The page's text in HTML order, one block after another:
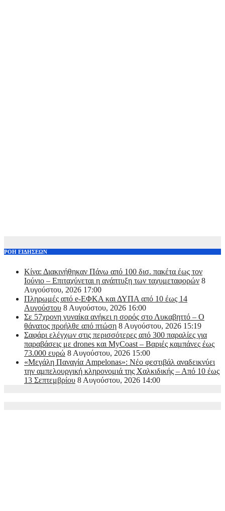
ΡΟΗ ΕΙΔΗΣΕΩΝ
Κίνα: Διακινήθηκαν Πάνω από 100 δισ. πακέτα έως τον
Ιούνιο – Επιταχύνεται η ανάπτυξη των ταχυμεταφορών 8
Αυγούστου, 2026 17:00
Πληρωμές από e-ΕΦΚΑ και ΔΥΠΑ από 10 έως 14
Αυγούστου 8 Αυγούστου, 2026 16:00
Σε 57χρονη γυναίκα ανήκει η σορός στο Λυκαβηττό – Ο
θάνατος προήλθε από πτώση 8 Αυγούστου, 2026 15:19
Σαφάρι ελέγχων στις περισσότερες από 300 παραλίες για
παραβάσεις με drones και MyCoast – Βαριές καμπάνες έως
73.000 ευρώ 8 Αυγούστου, 2026 15:00
«Μεγάλη Παναγία Ampelonas»: Νέο φεστιβάλ αναδεικνύει
την αμπελουργική κληρονομιά της Χαλκιδικής – Από 10 έως
13 Σεπτεμβρίου 8 Αυγούστου, 2026 14:00